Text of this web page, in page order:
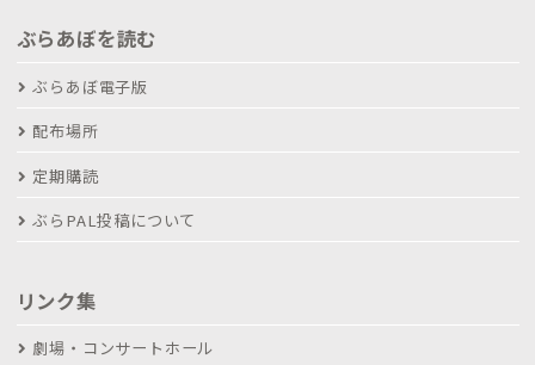
ぶらあぼを読む
ぶらあぼ電子版
配布場所
定期購読
ぶらPAL投稿について
リンク集
劇場・コンサートホール